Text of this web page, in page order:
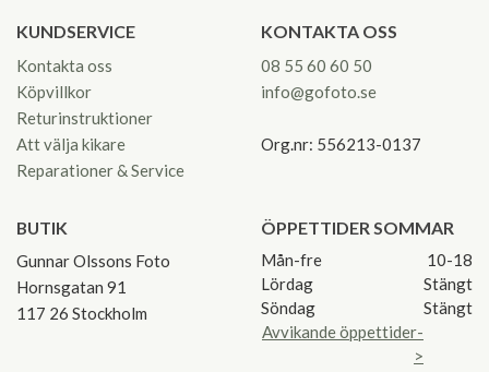
KUNDSERVICE
Kontakta oss
Köpvillkor
Returinstruktioner
Att välja kikare
Reparationer & Service
KONTAKTA OSS
08 55 60 60 50
info@gofoto.se
Org.nr: 556213-0137
BUTIK
Gunnar Olssons Foto
Hornsgatan 91
117 26 Stockholm
ÖPPETTIDER SOMMAR
Mån-fre
10-18
Lördag
Stängt
Söndag
Stängt
Avvikande öppettider-
>